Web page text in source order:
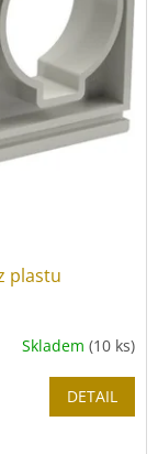
plastu
Skladem (10 ks)
DETAIL